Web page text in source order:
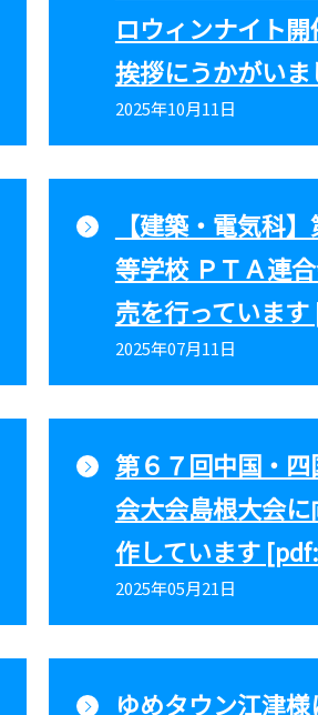
ロウィンナイト
挨拶にうかがい
2025年10月11日
【建築・電気科
等学校 ＰＴＡ連
売を行っていま
2025年07月11日
第６７回中国・
会大会島根大会
作しています
2025年05月21日
ゆめタウン江津